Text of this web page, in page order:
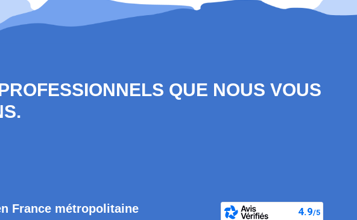
QUE NOUS VOUS
France métropolitaine